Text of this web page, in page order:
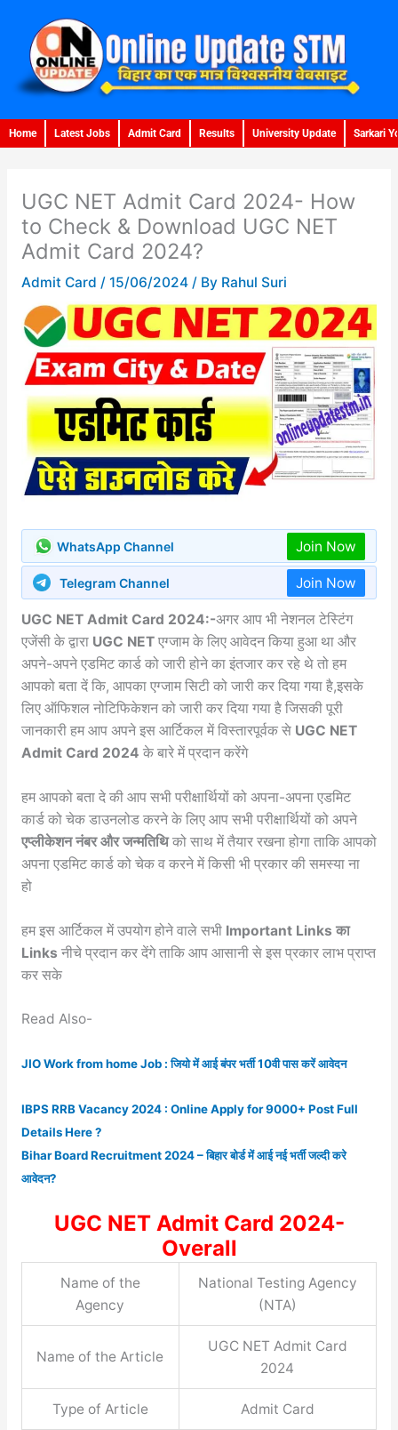
content
Home Latest Jobs Admit Card Results University Update Sarkari
UGC NET Admit Card 2024- How
to Check & Download UGC NET
Admit Card 2024?
Admit Card / 15/06/2024 / By Rahul Suri
WhatsApp Channel Join Now
Telegram Channel Join Now
UGC NET Admit Card 2024:-अगर आप भी नेशनल टेस्टिंग
एजेंसी के द्वारा UGC NET एग्जाम के लिए आवेदन किया हुआ था और
अपने-अपने एडमिट कार्ड को जारी होने का इंतजार कर रहे थे तो हम
आपको बता दें कि, आपका एग्जाम सिटी को जारी कर दिया गया है,इसके
लिए ऑफिशल नोटिफिकेशन को जारी कर दिया गया है जिसकी पूरी
जानकारी हम आप अपने इस आर्टिकल में विस्तारपूर्वक से UGC NET
Admit Card 2024 के बारे में प्रदान करेंगे
हम आपको बता दे की आप सभी परीक्षार्थियों को अपना-अपना एडमिट
कार्ड को चेक डाउनलोड करने के लिए आप सभी परीक्षार्थियों को अपने
एप्लीकेशन नंबर और जन्मतिथिको साथ में तैयार रखना होगा ताकि आपको
अपना एडमिट कार्ड को चेक व करने में किसी भी प्रकार की समस्या ना
हो
हम इस आर्टिकल में उपयोग होने वाले सभी Important Links का
Links नीचे प्रदान कर देंगे ताकि आप आसानी से इस प्रकार लाभ प्राप्त
कर सके
Read Also-
JIO Work from home Job : जियो में आई बंपर भर्ती 10वी पास करें आवेदन
IBPS RRB Vacancy 2024 : Online Apply for 9000+ Post Full
Details Here ?
Bihar Board Recruitment 2024 – बिहार बोर्ड में आई नई भर्ती जल्दी करे
आवेदन?
UGC NET Admit Card 2024-
Overall
Name of the
Agency
National Testing Agency
(NTA)
Name of the Article
UGC NET Admit Card
2024
Type of Article Admit Card